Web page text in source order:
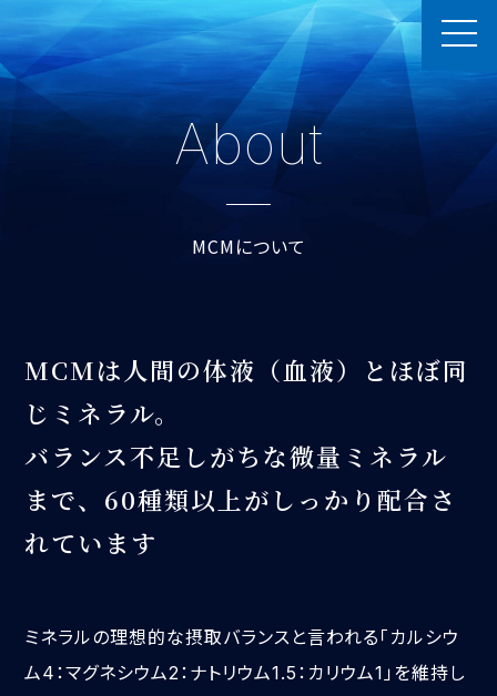
About
MCMについて
MCMは人間の体液（血液）とほぼ同
じミネラル。
バランス不足しがちな微量ミネラル
まで、 60種類以上がしっかり配合さ
れています
ミネラルの理想的な摂取バランスと言われる「カルシウ
ム4：マグネシウム2：ナトリウム1.5：カリウム1」を維持し